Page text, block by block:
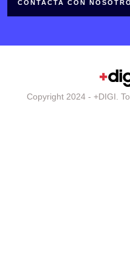
CONTACTA CON
Copyright 2024 - +DIGI.